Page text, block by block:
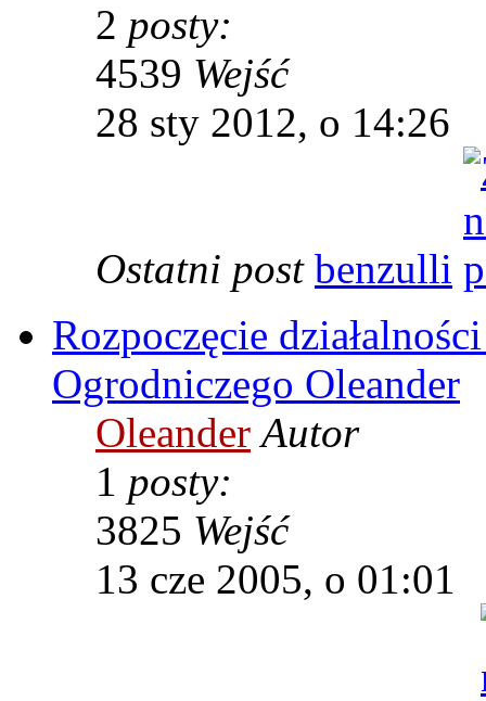
2 posty:
4539 Wejść
28 sty 2012, o 14:26
Ostatni post benzulli
Rozpoczęcie
Ogrodniczego Oleander
Oleander Autor
1 posty:
3825 Wejść
13 cze 2005, o 01:01